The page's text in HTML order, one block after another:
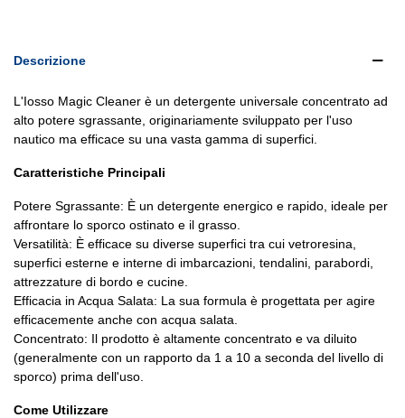
Descrizione
L'Iosso Magic Cleaner è un detergente universale concentrato ad
alto potere sgrassante, originariamente sviluppato per l'uso
nautico ma efficace su una vasta gamma di superfici.
Caratteristiche Principali
Potere Sgrassante: È un detergente energico e rapido, ideale per
affrontare lo sporco ostinato e il grasso.
Versatilità: È efficace su diverse superfici tra cui vetroresina,
superfici esterne e interne di imbarcazioni, tendalini, parabordi,
attrezzature di bordo e cucine.
Efficacia in Acqua Salata: La sua formula è progettata per agire
efficacemente anche con acqua salata.
Concentrato: Il prodotto è altamente concentrato e va diluito
(generalmente con un rapporto da 1 a 10 a seconda del livello di
sporco) prima dell'uso.
Come Utilizzare